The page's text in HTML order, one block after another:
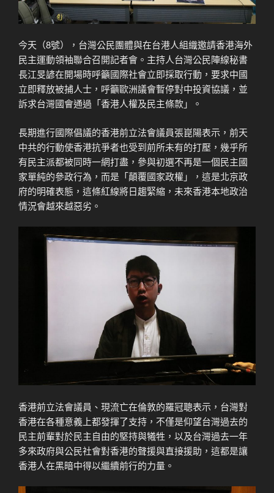
今天（8號），台灣公民團體與在台港人組織邀請香港海外
民主運動領袖聯合召開記者會。主持人台灣公民陣線秘書
長江旻諺在開場時呼籲國際社會立即採取行動，要求中國
立即釋放被捕人士，呼籲歐洲議會暫停對中投資協議，並
訴求台灣國會通過「香港人權及民主條款」。
長期進行國際倡議的香港前立法會議員張崑陽表示，前天
中共的行動使香港抗爭者也受到前所未有的打壓，幾乎所
有民主派都被同時一網打盡，參與初選不再是一個民主國
家單純的參政行為，而是「顛覆國家政權」，這是北京政
府的明確表態，這條紅線將日趨緊縮，未來香港本地政治
情況會越來越惡劣。
香港前立法會議員、現流亡在倫敦的羅冠聰表示，台灣對
香港在各種意義上都發揮了支持，不僅是仰望台灣過去的
民主前輩對於民主自由的堅持與犧牲，以及台灣過去一年
多來政府與公民社會對香港的聲援與直接援助，這都是讓
香港人在黑暗中得以繼續前行的力量。